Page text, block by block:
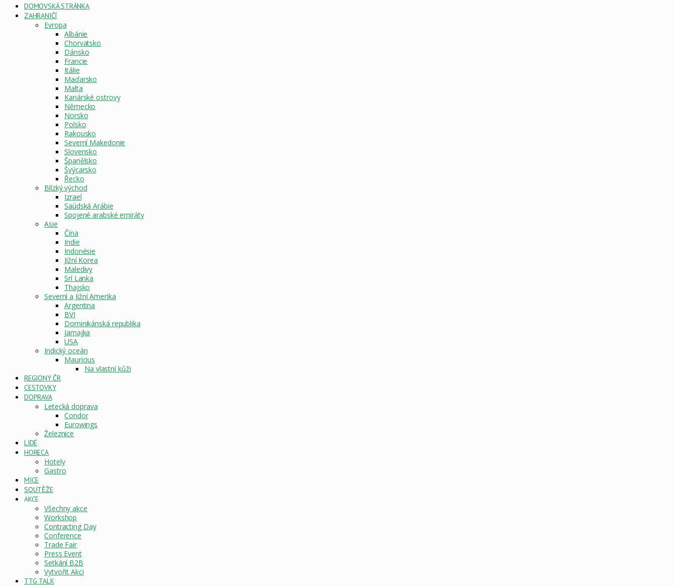
DOMOVSKÁ STRÁNKA
ZAHRANIČÍ
Evropa
Albánie
Chorvatsko
Dánsko
Francie
Itálie
Maďarsko
Malta
Kanárské ostrovy
Německo
Norsko
Polsko
Rakousko
Severní Makedonie
Slovensko
Španělsko
Švýcarsko
Řecko
Blízký východ
Izrael
Saúdská Arábie
Spojené arabské emiráty
Asie
Čína
Indie
Indonésie
Jižní Korea
Maledivy
Srí Lanka
Thajsko
Severní a Jižní Amerika
Argentina
BVI
Dominikánská republika
Jamajka
USA
Indický oceán
Mauricius
Na vlastní kůži
REGIONY ČR
CESTOVKY
DOPRAVA
Letecká doprava
Condor
Eurowings
Železnice
LIDÉ
HORECA
Hotely
Gastro
MICE
SOUTĚŽE
AKCE
Všechny akce
Workshop
Contracting Day
Conference
Trade Fair
Press Event
Setkání B2B
Vytvořit Akci
TTG TALK